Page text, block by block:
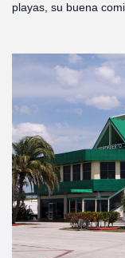
playas, su buena